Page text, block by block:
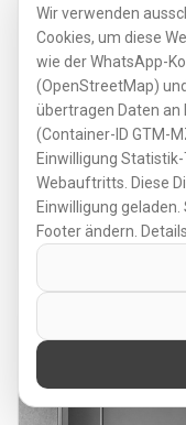
Wir verwenden
Cookies, um diese
wie der WhatsApp-
(OpenStreetMap)
übertragen Daten an
(Container-ID GTM-
Einwilligung
Webauftritts. Diese
Einwilligung
Footer ändern.
MOON-DRY